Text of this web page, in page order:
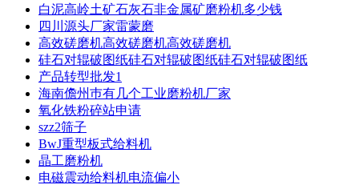
白泥高岭土矿石灰石非金属矿磨粉机多少钱
四川源头厂家雷蒙磨
高效磋磨机高效磋磨机高效磋磨机
硅石对辊破图纸硅石对辊破图纸硅石对辊破图纸
产品转型批发1
海南儋州巿有几个工业磨粉机厂家
氧化铁粉碎站申请
szz2筛子
BwJ重型板式给料机
晶工磨粉机
电磁震动给料机电流偏小